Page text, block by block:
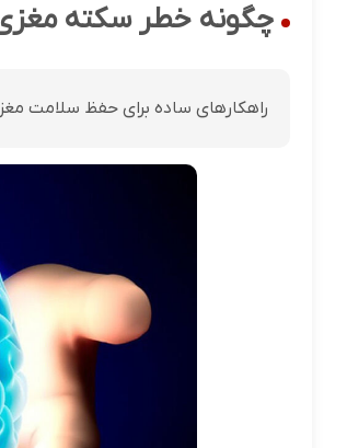
چگونه خطر سکته
راهکارهای ساده برای حفظ سلامت